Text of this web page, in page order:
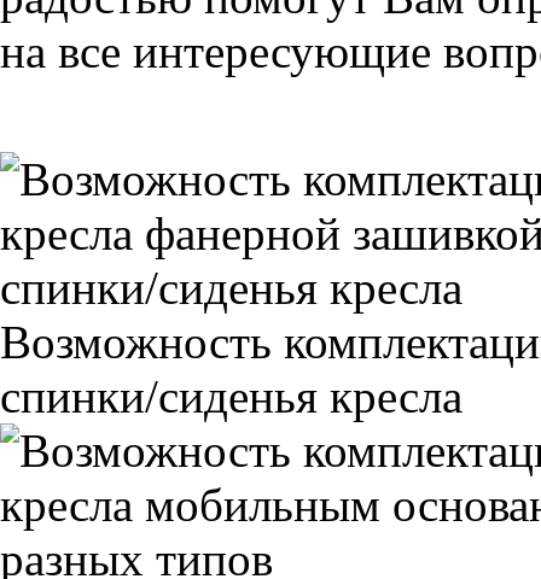
на все интересующие
Возможность
спинки/сиденья кресла